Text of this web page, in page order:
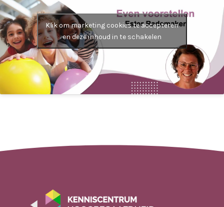
Klik om marketing cookies te accepteren
en deze inhoud in te schakelen